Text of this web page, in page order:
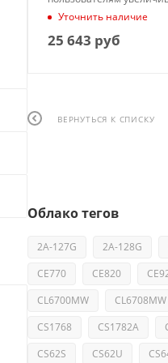
расстояние между
USB-устройствами до 15
Уточнить наличие
25 643 руб
ВЕРНУТЬСЯ К СПИСКУ
Облако тегов
2A-127G 2A-128G
CE770
CE820
CL6700MW
CL6708MW
CS1768
CS1782A
CS62S
CS62U